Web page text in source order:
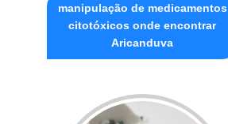
manipulação de medicamentos
citotóxicos onde encontrar
Aricanduva